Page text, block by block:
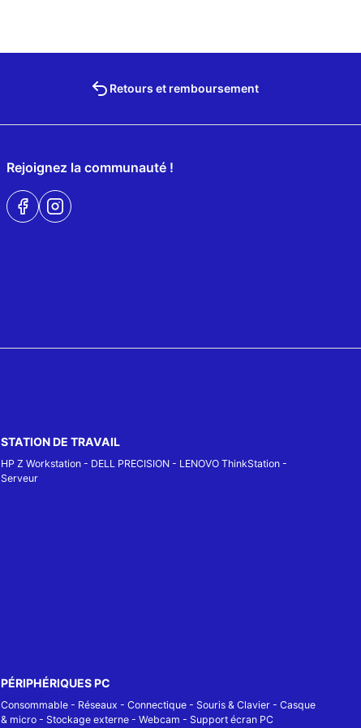
Retours et remboursement
Rejoignez la communauté !
STATION DE TRAVAIL
HP Z Workstation - DELL PRECISION - LENOVO ThinkStation -
Serveur
PÉRIPHÉRIQUES PC
Consommable - Réseaux - Connectique - Souris & Clavier -Casque
& micro - Stockage externe -Webcam - Support écran PC